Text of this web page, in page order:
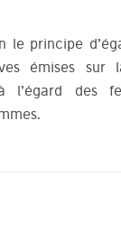
le principe
émises sur
l’égard des